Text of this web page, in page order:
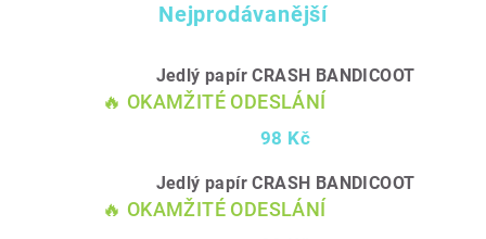
Nejprodávanější
Jedlý papír CRASH BANDICOOT
🔥 OKAMŽITÉ ODESLÁNÍ
98 Kč
Jedlý papír CRASH BANDICOOT
🔥 OKAMŽITÉ ODESLÁNÍ